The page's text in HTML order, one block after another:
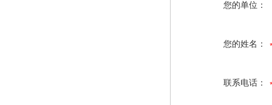
您的单位：
您的姓名：
联系电话：